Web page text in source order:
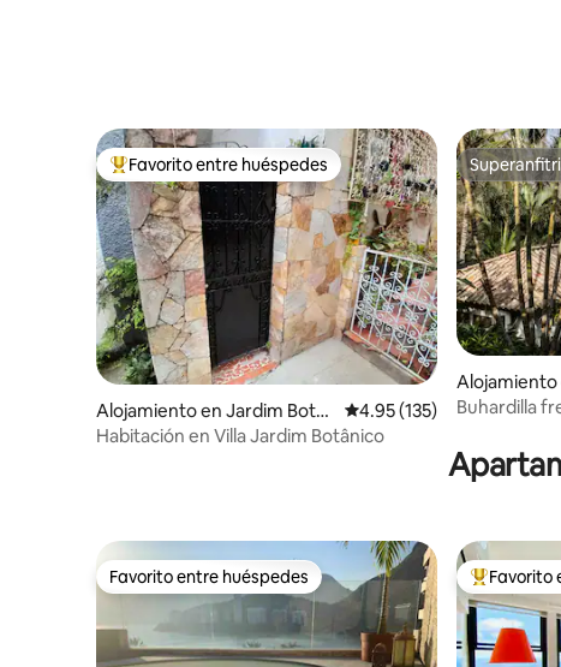
Favorito entre huéspedes preferido
Favorito entre huéspedes
Alojamiento en Jardim Botâ
nico
Calificación promedio:
4.95 (135)
Habitación en Villa Jardim Botânico
Alojamiento
Buhardilla
Favorito entre huéspedes
Favorito entre huéspedes Favorito
Favorito